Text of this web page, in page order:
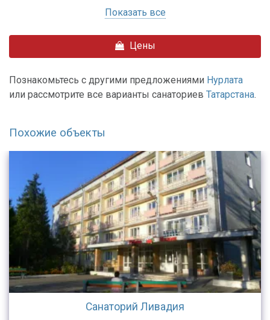
Показать все
Цены
Познакомьтесь с другими предложениями Нурлата
или рассмотрите все варианты санаториев Татарстана.
Похожие объекты
Санаторий Ливадия